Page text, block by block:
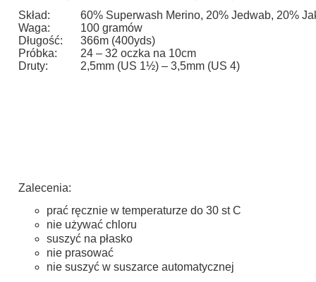
Skład:
60% Superwash Merino, 20% Jedwab, 20%
Waga:
100 gramów
Długość:
366m (400yds)
Próbka:
24 – 32 oczka na 10cm
Druty:
2,5mm (US 1½) – 3,5mm (US 4)
Zalecenia:
prać ręcznie w temperaturze do 30 st C
nie używać chloru
suszyć na płasko
nie prasować
nie suszyć w suszarce automatycznej